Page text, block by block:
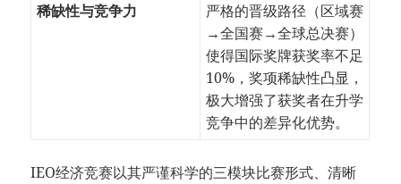
稀缺性与竞争力
严格的晋级路径（区域赛
→全国赛→全球总决赛）
使得国际奖牌获奖率不足
10%，奖项稀缺性凸显，
极大增强了获奖者在升学
竞争中的差异化优势。
IEO经济竞赛以其严谨科学的三模块比赛形式、清晰